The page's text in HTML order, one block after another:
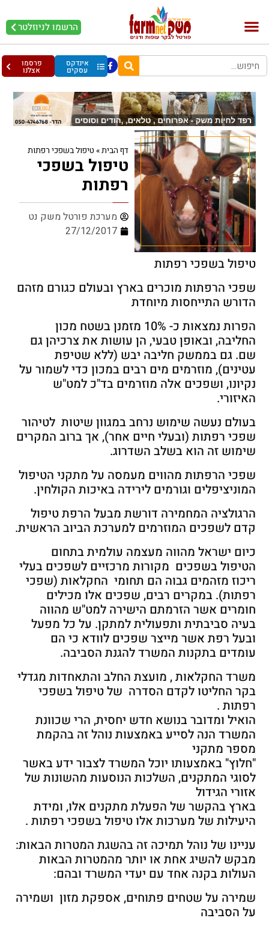
הרשמו לניוזלטר
אינדקס
עסקים
פרסמו
אצלנו
דף הבית» טיפול בשפכי רפתות
טיפול בשפכי
רפתות
מערכת פורטל משק נט
27/12/2017
טיפול בשפכי רפתות
שפכי הרפתות מוכרים בארץ ובעולם כגורם מזהם
הדורש התייחסות מיוחדת
הפרות נמצאות כ- 10% מזמנן בשטח מכון
החליבה, ובאופן טבעי, הן עושות את צרכיהן גם
שם. גם בממשק חליבה יבש (ללא שטיפת
עטינים), מוזרמים מים רבים במכון כדי לשמור על
נקיונו, ושפכים אלה מוזרמים בד"כ למט"ש
האיזורי.
בעולם נעשה שימוש נרחב במגוון שיטות לטיהור
שפכי רפתות (ובעלי חיים אחר), אך ברוב המקרים
שימוש זה הוא בשלב השדרוג.
שפכי הרפתות מהווים מעמסה על מתקני הטיפול
המוניציפלים וגורמים לירידה באיכות הקולחין.
הרגולציה המחמירה דורשת מבעל הרפת טיפול
קדם לשפכים המוזרמים למערכת הביוב הראשית.
כיום ישראל מהווה מעצמה עולמית בתחום
הטיפול בשפכים מקורות מרכזיים לשפכים בעלי
ריכוז מזהמים גבוה הם תחומי החקלאות (שפכי
רפתות). במקרים רבים, שפכים אלו מכילים
חומרים אשר הזרמתם הישירה למט"ש מהווה
בעיה סביבתית ותפעולית למתקן. על כל מפעל
ובעל רפת אשר מייצר שפכים לוודא כי הם
עומדים בתקנות המשרד להגנת הסביבה.
משרד החקלאות , מועצת החלב והתאחדות מגדלי
בקר החליטו לקדם הסדרה של טיפול בשפכי
רפתות .
הואיל ומדובר בנושא חדש יחסית, הרי שכוונת
המשרד הנה לסייע באמצעות נוהל זה בהקמת
מספר מתקני
"חלוץ" באמצעותו יוכל המשרד לצבור ידע באשר
לסוגי המתקנים, השלכות הנוסעות מהשונות של
אזורי הגידול
בארץ בהקשר של הפעלת מתקנים אלו, ומידת
היעילות של מערכות אלו טיפול בשפכי רפתות .
עניינו של נוהל תמיכה זה בהשגת המטרות הבאות:
מבקש להשיג אחת או יותר מהמטרות הבאות
העולות בקנה אחד עם יעדי המשרד ובהם:
שמירה על שטחים פתוחים, אספקת מזון ושמירה
על הסביבה